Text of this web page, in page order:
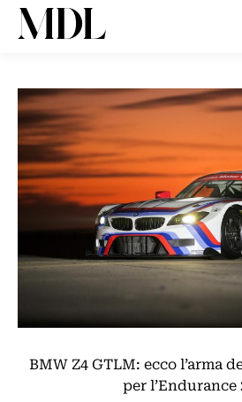
BMW Z4 GTLM: ecco l’arma
per l’Endurance